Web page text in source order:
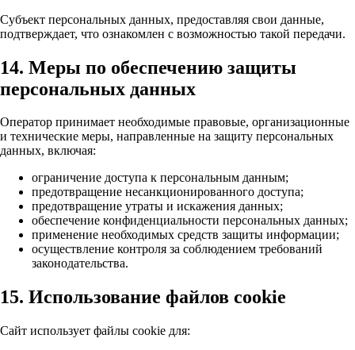
Субъект персональных данных, предоставляя свои данные,
подтверждает, что ознакомлен с возможностью такой передачи.
14. Меры по обеспечению защиты
персональных данных
Оператор принимает необходимые правовые, организационные
и технические меры, направленные на защиту персональных
данных, включая:
ограничение доступа к персональным данным;
предотвращение несанкционированного доступа;
предотвращение утраты и искажения данных;
обеспечение конфиденциальности персональных данных;
применение необходимых средств защиты информации;
осуществление контроля за соблюдением требований
законодательства.
15. Использование файлов cookie
Сайт использует файлы cookie для: